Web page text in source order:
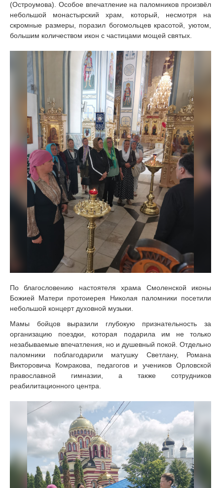
(Остроумова). Особое впечатление на паломников произвёл
небольшой монастырский храм, который, несмотря на
скромные размеры, поразил богомольцев красотой, уютом,
большим количеством икон с частицами мощей святых.
По благословению настоятеля храма Смоленской иконы
Божией Матери протоиерея Николая паломники посетили
небольшой концерт духовной музыки.
Мамы бойцов выразили глубокую признательность за
организацию поездки, которая подарила им не только
незабываемые впечатления, но и душевный покой. Отдельно
паломники поблагодарили матушку Светлану, Романа
Викторовича Комракова, педагогов и учеников Орловской
православной гимназии, а также сотрудников
реабилитационного центра.